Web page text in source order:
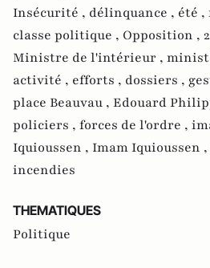
Insécurité , délinquance , été ,
classe politique , Opposition ,
Ministre de l'intérieur ,
activité , efforts , dossiers ,
place Beauvau , Edouard
policiers , forces de l'ordre ,
Iquioussen , Imam Iquioussen ,
incendies
THEMATIQUES
Politique